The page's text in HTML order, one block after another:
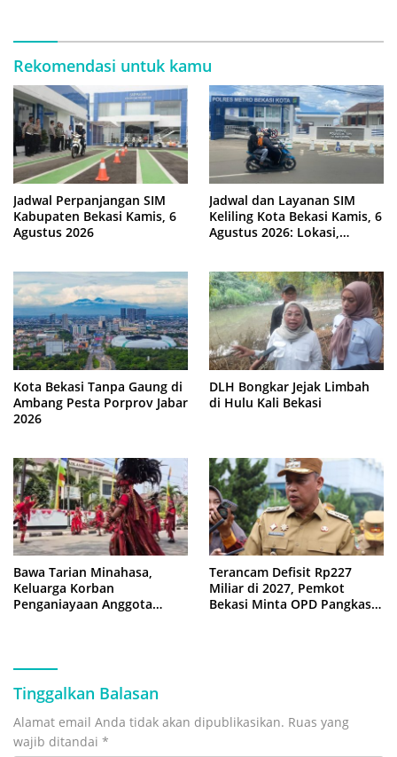
Rekomendasi untuk kamu
Jadwal Perpanjangan SIM
Kabupaten Bekasi Kamis, 6
Agustus 2026
Jadwal dan Layanan SIM
Keliling Kota Bekasi Kamis, 6
Agustus 2026: Lokasi,
Kota Bekasi Tanpa Gaung di
Ambang Pesta Porprov Jabar
2026
DLH Bongkar Jejak Limbah
di Hulu Kali Bekasi
Bawa Tarian Minahasa,
Keluarga Korban
Penganiayaan Anggota
Terancam Defisit Rp227
Miliar di 2027, Pemkot
Bekasi Minta OPD Pangkas
Tinggalkan Balasan
Alamat email Anda tidak akan dipublikasikan. Ruas yang
wajib ditandai *